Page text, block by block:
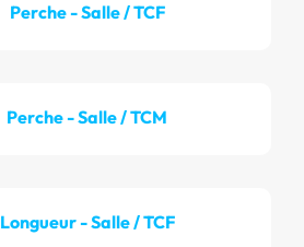
Perche - Salle / TCF
Perche - Salle / TCM
Longueur - Salle / TCF